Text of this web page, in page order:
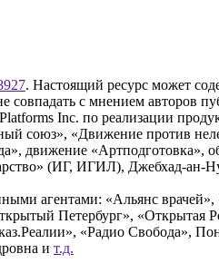
. Настоящий ресурс может
с мнением авторов
Inc. по реализации
союз», «Движение против
движение «Артподготовка»,
(ИГ, ИГИЛ), Джебхад-ан-
агентами: «Альянс
Петербург», «Открытая
«Радио Свобода»,
и т.д.